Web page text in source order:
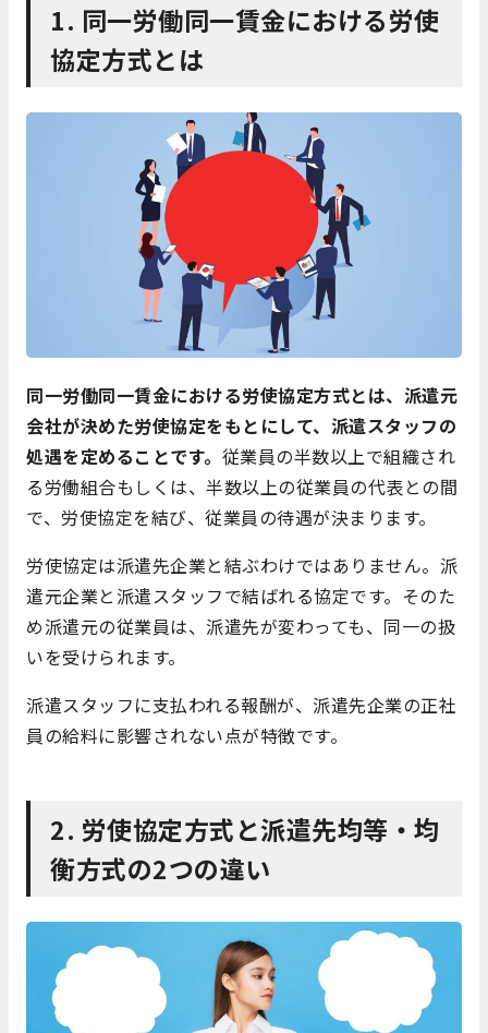
1. 同一労働同一賃金における労使
協定方式とは
同一労働同一賃金における労使協定方式とは、派遣元
会社が決めた労使協定をもとにして、派遣スタッフの
処遇を定めることです。 従業員の半数以上で組織され
る労働組合もしくは、半数以上の従業員の代表との間
で、労使協定を結び、従業員の待遇が決まります。
労使協定は派遣先企業と結ぶわけではありません。派
遣元企業と派遣スタッフで結ばれる協定です。そのた
め派遣元の従業員は、派遣先が変わっても、同一の扱
いを受けられます。
派遣スタッフに支払われる報酬が、派遣先企業の正社
員の給料に影響されない点が特徴です。
2. 労使協定方式と派遣先均等・均
衡方式の2つの違い